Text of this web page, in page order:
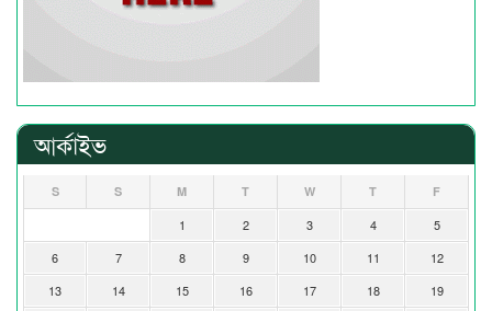
আর্কাইভ
S S M T W T F
1 2 3 4
5
6
7 8 9 10 11
12
13
14 15 16 17 18
19